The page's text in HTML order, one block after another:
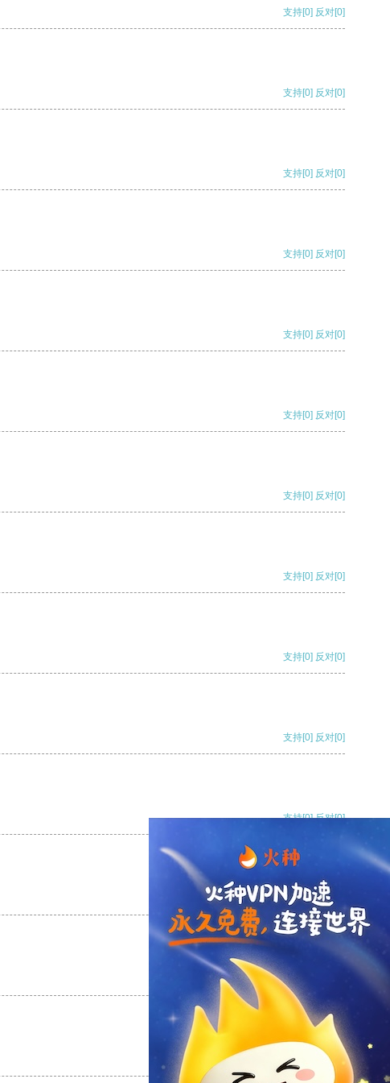
支持[0] 反对[0]
支持[0] 反对[0]
支持[0] 反对[0]
支持[0] 反对[0]
支持[0] 反对[0]
支持[0] 反对[0]
支持[0] 反对[0]
支持[0] 反对[0]
支持[0] 反对[0]
支持[0] 反对[0]
支持[0] 反对[0]
支持[0] 反对
支持
支持 反对 [0]